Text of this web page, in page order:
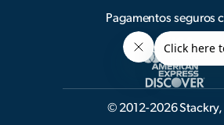
Pagamentos seguros
© 2012-2026 Stackry,